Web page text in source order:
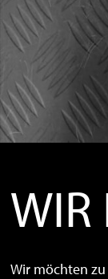
WIR
Wir möchten